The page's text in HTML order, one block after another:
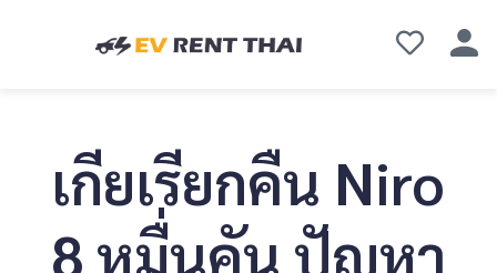
เกียเรียกคืน Niro
8 หมื่นคัน ปัญหา